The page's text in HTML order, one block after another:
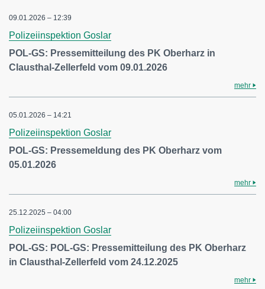
09.01.2026 – 12:39
Polizeiinspektion Goslar
POL-GS: Pressemitteilung des PK Oberharz in
Clausthal-Zellerfeld vom 09.01.2026
mehr
05.01.2026 – 14:21
Polizeiinspektion Goslar
POL-GS: Pressemeldung des PK Oberharz vom
05.01.2026
mehr
25.12.2025 – 04:00
Polizeiinspektion Goslar
POL-GS: POL-GS: Pressemitteilung des PK Oberharz
in Clausthal-Zellerfeld vom 24.12.2025
mehr